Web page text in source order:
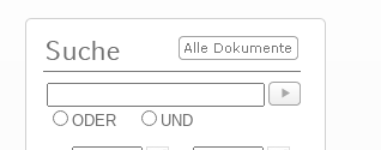
ODER UND